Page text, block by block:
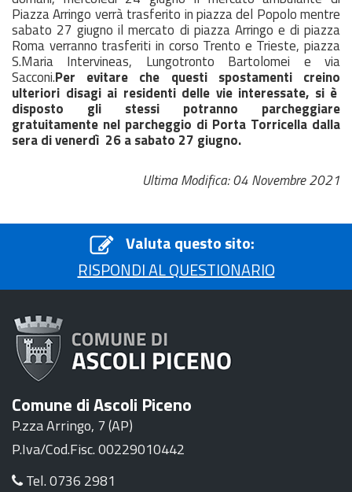
Piazza Arringo verrà trasferito in piazza del Popolo mentre
sabato 27 giugno il mercato di piazza Arringo e di piazza
Roma verranno trasferiti in corso Trento e Trieste, piazza
S.Maria Intervineas, Lungotronto Bartolomei e via
Sacconi.Per evitare che questi spostamenti creino
ulteriori disagi ai residenti delle vie interessate, si è
disposto gli stessi potranno parcheggiare
gratuitamente nel parcheggio di Porta Torricella dalla
sera di venerdì 26 a sabato 27 giugno.
Ultima Modifica: 04 Novembre 2021
Valuta questo sito:
RISPONDI AL QUESTIONARIO
Comune di Ascoli Piceno
P.zza Arringo, 7 (AP)
P.Iva/Cod.Fisc. 00229010442
Tel. 0736 2981